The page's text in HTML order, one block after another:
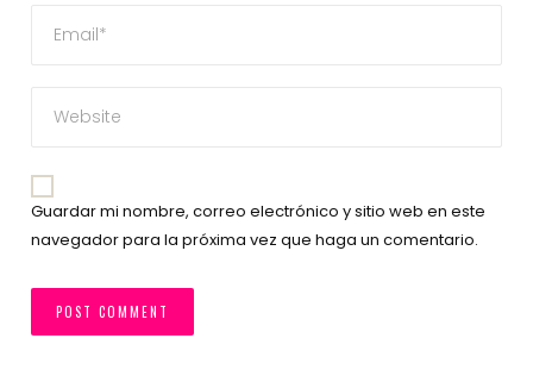
Guardar mi nombre, correo electrónico y sitio web en este
navegador para la próxima vez que haga un comentario.